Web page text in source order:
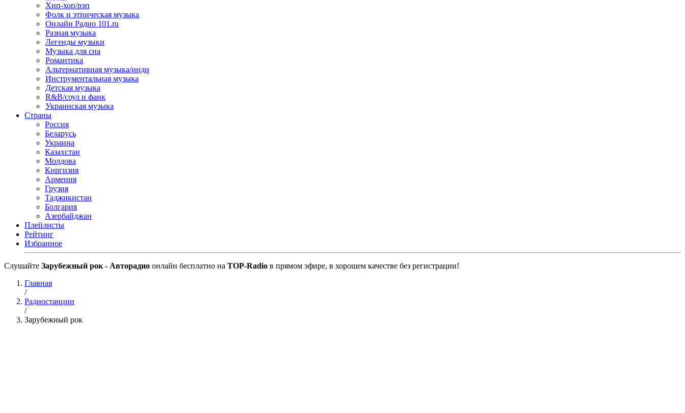
Хип-хоп/рэп
Фолк и этническая музыка
Онлайн Радио 101.ru
Разная музыка
Легенды музыки
Музыка для сна
Романтика
Альтернативная музыка/инди
Инструментальная музыка
Детская музыка
R&B/cоул и фанк
Украинская музыка
Страны
Россия
Беларусь
Украина
Казахстан
Молдова
Киргизия
Армения
Грузия
Таджикистан
Болгария
Азербайджан
Плейлисты
Рейтинг
Избранное
Cлушайте Зарубежный рок - Авторадио онлайн бесплатно на TOP-Radio в прямом эфире, в хорошем качестве без регистрации!
Главная
/
Радиостанции
/
Зарубежный рок